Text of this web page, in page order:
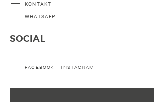
KONTAKT
WHATSAPP
SOCIAL
FACEBOOK INSTAGRAM